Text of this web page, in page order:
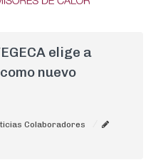
elige a
nuevo
Colaboradores